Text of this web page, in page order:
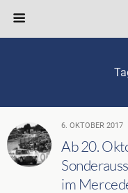
6. OKTOBER 2017
Ab 20.
im